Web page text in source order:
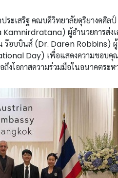
ะเสริฐ คณบดีวิทยาลัยดุริยางคศิล
ผู้อำนวยการส่ง
ร๊อบบินส์ (Dr. Daren Robbins)
Day) เพื่อแสดงความขอบคุ
งโอกาสความร่วมมือในอนาคตระห